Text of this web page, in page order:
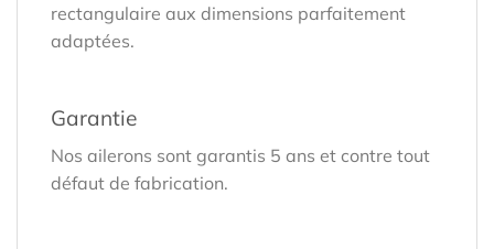
rectangulaire aux dimensions parfaitement
adaptées.
Garantie
Nos ailerons sont garantis 5 ans et contre tout
défaut de fabrication.